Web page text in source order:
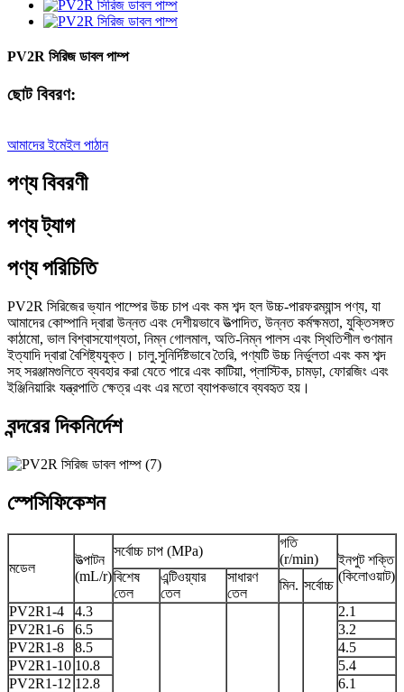
PV2R সিরিজ ডাবল পাম্প
ছোট বিবরণ:
আমাদের ইমেইল পাঠান
পণ্য বিবরণী
পণ্য ট্যাগ
পণ্য পরিচিতি
PV2R সিরিজের ভ্যান পাম্পের উচ্চ চাপ এবং কম শব্দ হল উচ্চ-পারফরম্যান্স পণ্য, যা
আমাদের কোম্পানি দ্বারা উন্নত এবং দেশীয়ভাবে উত্পাদিত, উন্নত কর্মক্ষমতা, যুক্তিসঙ্গত
কাঠামো, ভাল বিশ্বাসযোগ্যতা, নিম্ন গোলমাল, অতি-নিম্ন পালস এবং স্থিতিশীল গুণমান
ইত্যাদি দ্বারা বৈশিষ্ট্যযুক্ত। চালু.সুনির্দিষ্টভাবে তৈরি, পণ্যটি উচ্চ নির্ভুলতা এবং কম শব্দ
সহ সরঞ্জামগুলিতে ব্যবহার করা যেতে পারে এবং কাটিয়া, প্লাস্টিক, চামড়া, ফোরজিং এবং
ইঞ্জিনিয়ারিং যন্ত্রপাতি ক্ষেত্র এবং এর মতো ব্যাপকভাবে ব্যবহৃত হয়।
বন্দরের দিকনির্দেশ
স্পেসিফিকেশন
মডেল
উত্পাটন
(mL/r)
সর্বোচ্চ চাপ (MPa)
গতি
(r/min)
ইনপুট শক্তি
(কিলোওয়াট)
বিশেষ
তেল
এন্টিওয়্যার
তেল
সাধারণ
তেল
মিন. সর্বোচ্চ
PV2R1-4
4.3
2.1
PV2R1-6
6.5
3.2
PV2R1-8
8.5
4.5
PV2R1-10 10.8
5.4
PV2R1-12 12.8
6.1